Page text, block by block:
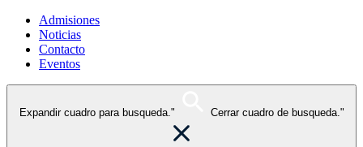
Admisiones
Noticias
Contacto
Eventos
Expandir cuadro para busqueda." Cerrar cuadro de busqueda."